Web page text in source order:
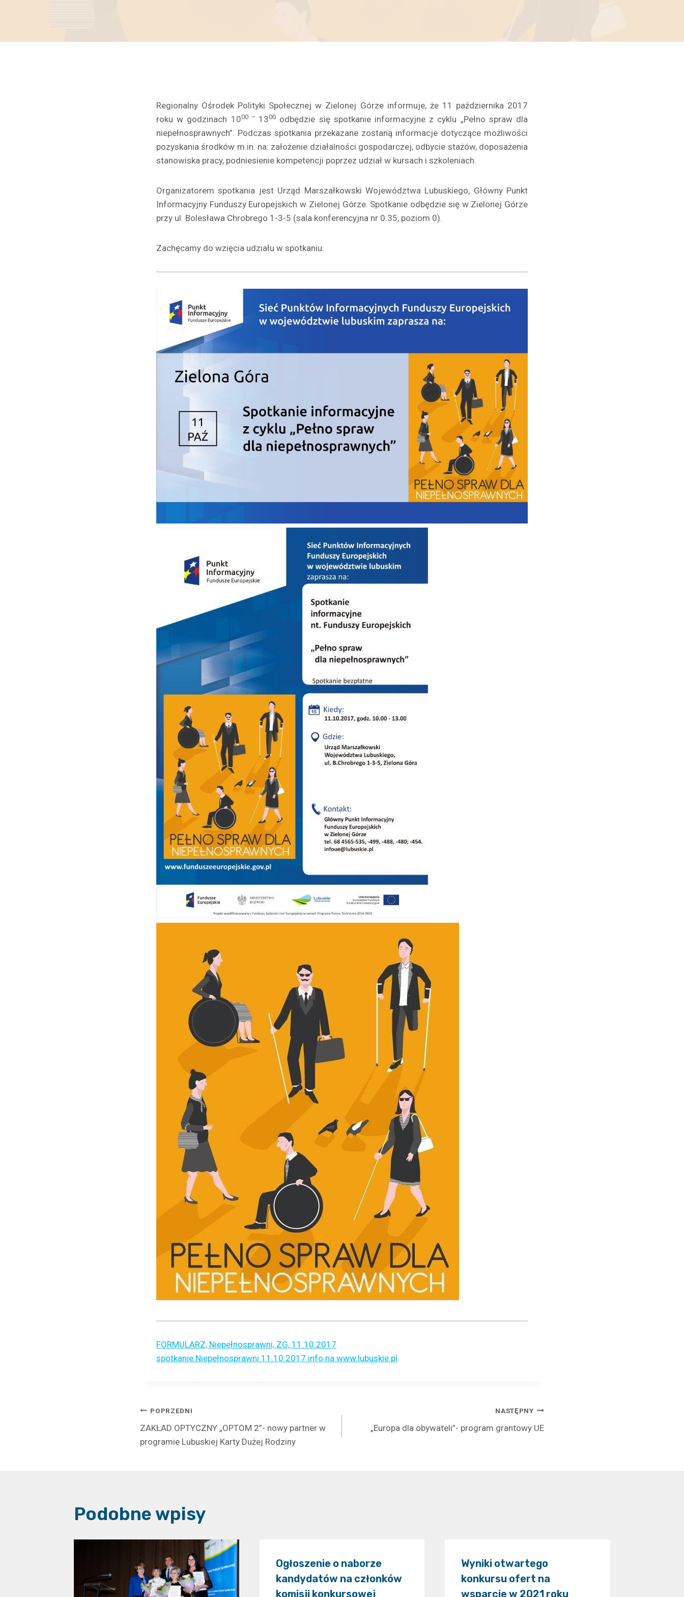
Regionalny Ośrodek Polityki Społecznej w Zielonej Górze informuje, że 11 października 2017
roku w godzinach 1000 – 1300 odbędzie się spotkanie informacyjne z cyklu „Pełno spraw dla
niepełnosprawnych”. Podczas spotkania przekazane zostaną informacje dotyczące możliwości
pozyskania środków m.in. na: założenie działalności gospodarczej, odbycie stażów, doposażenia
stanowiska pracy, podniesienie kompetencji poprzez udział w kursach i szkoleniach.
Organizatorem spotkania jest Urząd Marszałkowski Województwa Lubuskiego, Główny Punkt
Informacyjny Funduszy Europejskich w Zielonej Górze. Spotkanie odbędzie się w Zielonej Górze
przy ul. Bolesława Chrobrego 1-3-5 (sala konferencyjna nr 0.35, poziom 0).
Zachęcamy do wzięcia udziału w spotkaniu.
FORMULARZ, Niepełnosprawni, ZG, 11.10.2017
spotkanie Niepełnosprawni 11.10.2017 info na www.lubuskie.pl
Nawigacja
wpisu
POPRZEDNI
ZAKŁAD OPTYCZNY „OPTOM 2”- nowy partner w
programie Lubuskiej Karty Dużej Rodziny
NASTĘPNY
„Europa dla obywateli”- program grantowy UE
Podobne wpisy
Ogłoszenie o naborze
kandydatów na członków
komisji konkursowej
Wyniki otwartego
konkursu ofert na
wsparcie w 2021 roku